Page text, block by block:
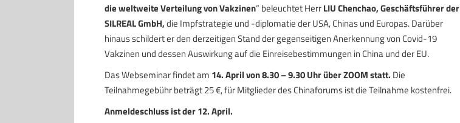
die weltweite Verteilung von Vakzinen“ beleuchtet HerrLIU Chenchao, Geschäftsführer der
SILREAL GmbH,die Impfstrategie und -diplomatie der USA, Chinas und Europas. Darüber
hinaus schildert er den derzeitigen Stand der gegenseitigen Anerkennung von Covid-19
Vakzinen und dessen Auswirkung auf die Einreisebestimmungen in China und der EU.
Das Webseminar findet am 14. April von 8.30 – 9.30 Uhr über ZOOM statt. Die
Teilnahmegebühr beträgt 25 €, für Mitglieder des Chinaforums ist die Teilnahme kostenfrei.
Anmeldeschluss ist der 12. April.